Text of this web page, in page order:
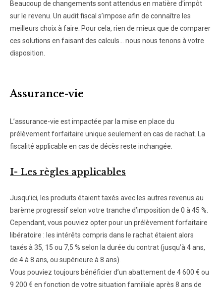
Beaucoup de changements sont attendus en matière d’impôt
sur le revenu. Un audit fiscal s’impose afin de connaître les
meilleurs choix à faire. Pour cela, rien de mieux que de comparer
ces solutions en faisant des calculs… nous nous tenons à votre
disposition.
Assurance-vie
L’assurance-vie est impactée par la mise en place du
prélèvement forfaitaire unique seulement en cas de rachat. La
fiscalité applicable en cas de décès reste inchangée.
I- Les règles applicables
Jusqu’ici, les produits étaient taxés avec les autres revenus au
barème progressif selon votre tranche d’imposition de 0 à 45 %.
Cependant, vous pouviez opter pour un prélèvement forfaitaire
libératoire : les intérêts compris dans le rachat étaient alors
taxés à 35, 15 ou 7,5 % selon la durée du contrat (jusqu’à 4 ans,
de 4 à 8 ans, ou supérieure à 8 ans).
Vous pouviez toujours bénéficier d’un abattement de 4 600 € ou
9 200 € en fonction de votre situation familiale après 8 ans de